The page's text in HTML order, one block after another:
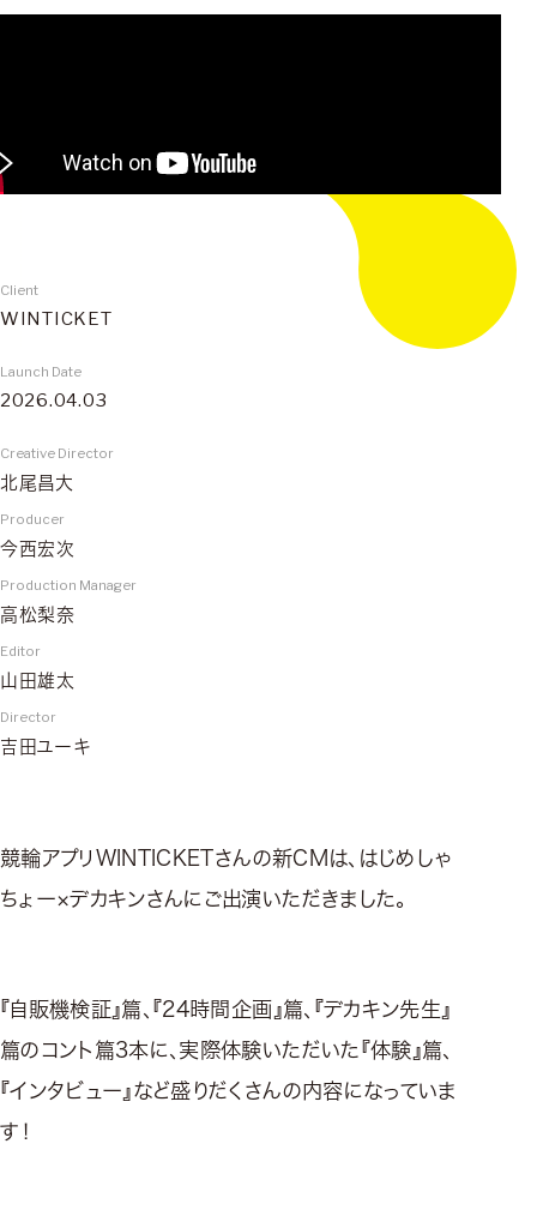
Client
WINTICKET
Launch Date
2026.04.03
Creative Director
北尾昌大
Producer
今西宏次
Production Manager
高松梨奈
Editor
山田雄太
Director
吉田ユーキ
競輪アプリWINTICKETさんの新CMは、はじめしゃ
ちょー×デカキンさんにご出演いただきました。
『自販機検証』篇、『24時間企画』篇、『デカキン先生』
篇のコント篇3本に、実際体験いただいた『体験』篇、
『インタビュー』など盛りだくさんの内容になっていま
す！